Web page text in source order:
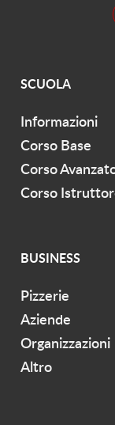
SCUOLA
Informazioni
Corso Base
Corso
Corso
BUSINESS
Pizzerie
Aziende
Organizzazioni
Altro